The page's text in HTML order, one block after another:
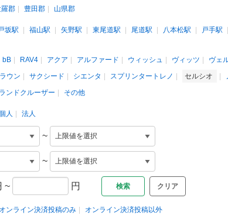
郡 豊田郡 山県郡
坂駅 福山駅 矢野駅 東尾道駅 尾道駅 八本松駅 戸手駅
bB RAV4 アクア アルファード ウィッシュ ヴィッツ ヴェ
ウン サクシード シエンタ スプリンタートレノ セルシオ
ランドクルーザー その他
人 法人
~
~
~ 円 クリア
オンライン決済投稿のみ オンライン決済投稿以外